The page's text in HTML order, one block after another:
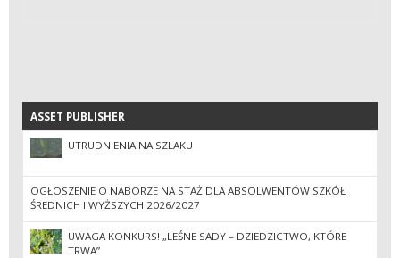
ASSET PUBLISHER
ASSET PUBLISHER
UTRUDNIENIA NA SZLAKU
OGŁOSZENIE O NABORZE NA STAŻ DLA ABSOLWENTÓW SZKÓŁ
ŚREDNICH I WYŻSZYCH 2026/2027
UWAGA KONKURS! „LEŚNE SADY – DZIEDZICTWO, KTÓRE
TRWA”